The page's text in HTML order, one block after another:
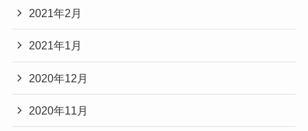
2021年2月
2021年1月
2020年12月
2020年11月